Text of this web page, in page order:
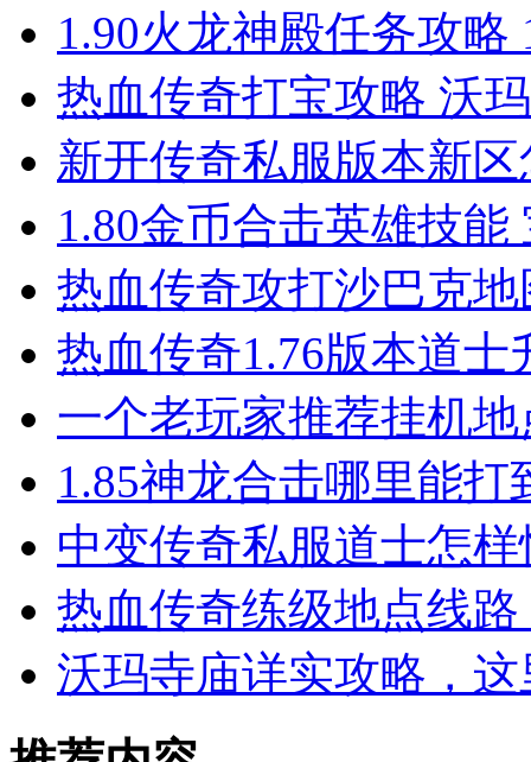
1.90火龙神殿任务攻略
热血传奇打宝攻略 沃
新开传奇私服版本新
1.80金币合击英雄技能
热血传奇攻打沙巴克
热血传奇1.76版本道士
一个老玩家推荐挂机地
1.85神龙合击哪里能
中变传奇私服道士怎
热血传奇练级地点线
沃玛寺庙详实攻略，